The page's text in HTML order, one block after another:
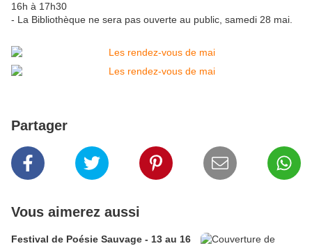
16h à 17h30
- La Bibliothèque ne sera pas ouverte au public, samedi 28 mai.
Partager
Vous aimerez aussi
Festival de Poésie Sauvage - 13 au 16